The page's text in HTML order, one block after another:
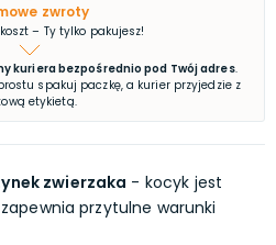
zwroty
– Ty tylko pakujesz!
kuriera bezpośrednio pod Twój adres.
spakuj paczkę, a kurier przyjedzie z
etykietą.
zwierzaka - kocyk jest
przytulne warunki